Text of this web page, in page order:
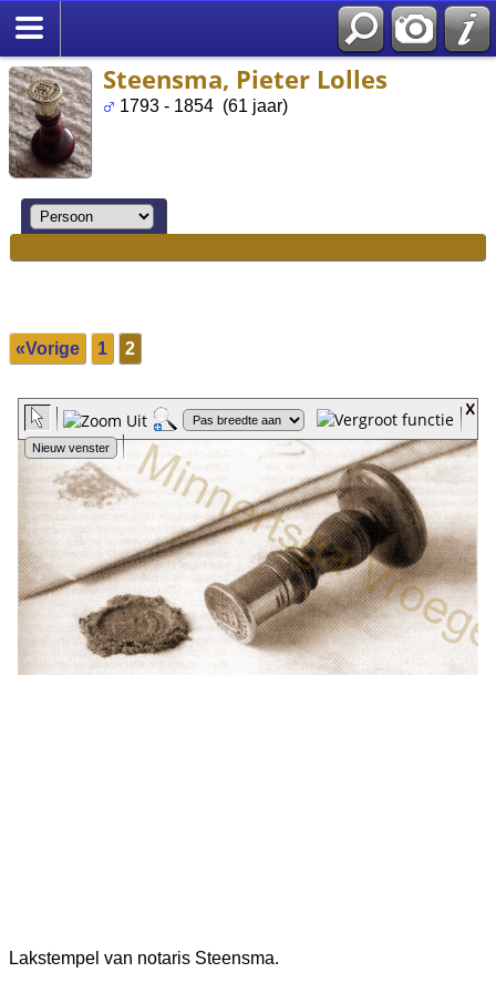
Steensma, Pieter Lolles
1793 - 1854 (61 jaar)
«Vorige 1 2
Lakstempel van notaris Steensma.